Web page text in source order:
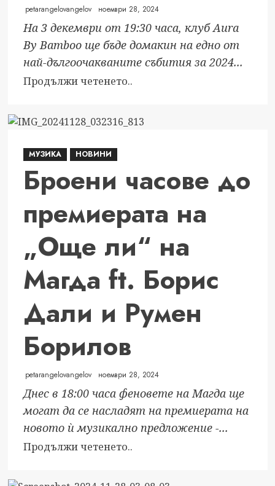
petarangelovangelov ноември 28, 2024
На 3 декември от 19:30 часа, клуб Aura
By Bamboo ще бъде домакин на едно от
най-дългоочакваните събития за 2024...
Продължи четенето..Read
Броени
Awards
едно
от
най-
събития
годината
МУЗИКА НОВИНИ
Броени часове до
премиерата на
„Още ли“ на
Магда ft. Борис
Дали и Румен
Борилов
petarangelovangelov ноември 28, 2024
Днес в 18:00 часа феновете на Магда ще
могат да се насладят на премиерата на
новото ѝ музикално предложение -...
Продължи четенето..Read